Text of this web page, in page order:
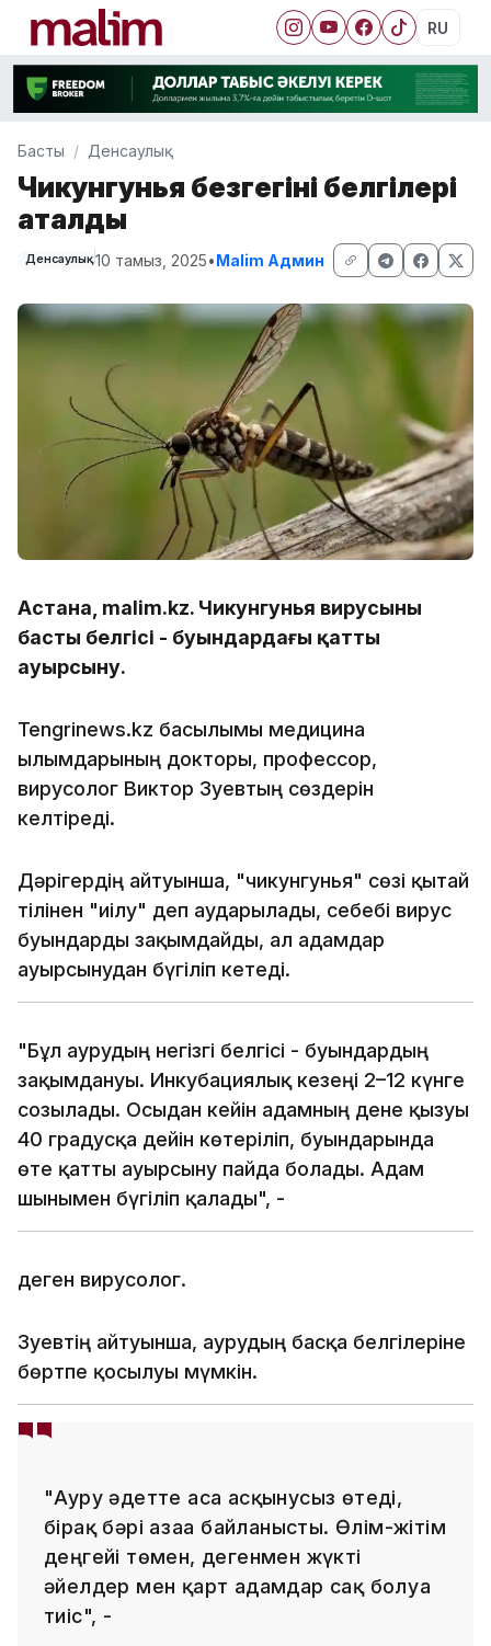
RU
Басты Денсаулық
Чикунгунья безгегінің белгілері
аталды
Денсаулық 10 тамыз, 2025•Malim Админ
Астана, malim.kz. Чикунгунья вирусының
басты белгісі - буындардағы қатты
ауырсыну.
Tengrinews.kz басылымы медицина
ғылымдарының докторы, профессор,
вирусолог Виктор Зуевтың сөздерін
келтіреді.
Дәрігердің айтуынша, "чикунгунья" сөзі қытай
тілінен "иілу" деп аударылады, себебі вирус
буындарды зақымдайды, ал адамдар
ауырсынудан бүгіліп кетеді.
"Бұл аурудың негізгі белгісі - буындардың
зақымдануы. Инкубациялық кезеңі 2–12 күнге
созылады. Осыдан кейін адамның дене қызуы
40 градусқа дейін көтеріліп, буындарында
өте қатты ауырсыну пайда болады. Адам
шынымен бүгіліп қалады", -
деген вирусолог.
Зуевтің айтуынша, аурудың басқа белгілеріне
бөртпе қосылуы мүмкін.
"Ауру әдетте аса асқынусыз өтеді,
бірақ бәрі ағзаға байланысты. Өлім-жітім
деңгейі төмен, дегенмен жүкті
әйелдер мен қарт адамдар сақ болуға
тиіс", -